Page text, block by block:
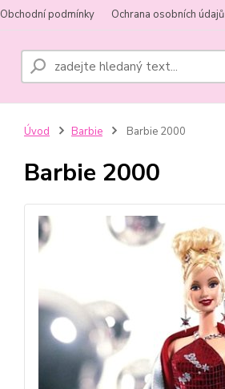
Obchodní podmínky Ochrana osobních údajů
Úvod Barbie Barbie 2000
Barbie 2000